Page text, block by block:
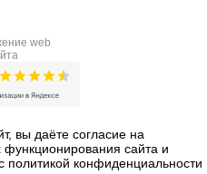
web
вы даёте согласие на
сайта и
политикой конфиденциальности